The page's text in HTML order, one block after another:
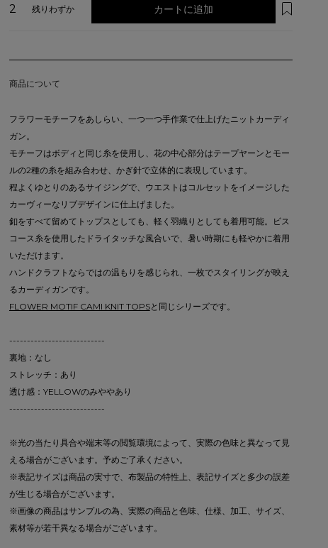
2 残りわずか カートに追加
商品について
フラワーモチーフをあしらい、一つ一つ手作業で仕上げたニットカーディ
ガン。
モチーフはボディと同じ糸を使用し、花の中心部分はテープヤーンとモー
ルの2種の糸を組み合わせ、かぎ針で立体的に表現しています。
程よくゆとりのあるサイジングで、ウエストはコルセットをイメージした
カーヴィーなリブデザインに仕上げました。
釦をすべて留めてトップスとしても、軽く羽織りとしても着用可能。ビス
コース糸を使用したドライタッチな風合いで、暑い時期にも軽やかに着用
いただけます。
ハンドクラフトならではの温もりを感じられ、一枚でスタイリングが映え
るカーディガンです。
FLOWER MOTIF CAMI KNIT TOPSと同じシリーズです。
---------------------------
裏地：なし
ストレッチ：あり
透け感：YELLOWのみややあり
---------------------------
※光の当たり具合や端末等の閲覧環境によって、実際の色味と異なって見
える場合がございます。予めご了承ください。
※表記サイズは商品の実寸で、布製品の特性上、表記サイズと多少の誤差
が生じる場合がございます。
※画像の商品はサンプルの為、実際の商品と色味、仕様、加工、サイズ、
素材等が若干異なる場合がございます。